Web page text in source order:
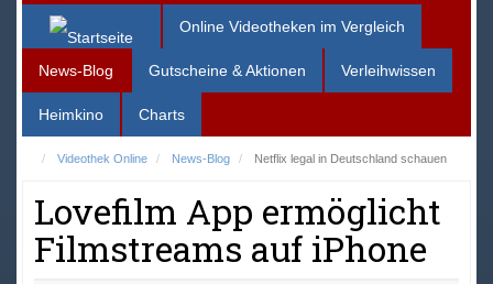
Online Videotheken im Vergleich
News-Blog Gutscheine & Aktionen Verleihwissen
Heimkino Charts
Videothek Online News-Blog Netflix legal in Deutschland schauen
Lovefilm App ermöglicht
Filmstreams auf iPhone